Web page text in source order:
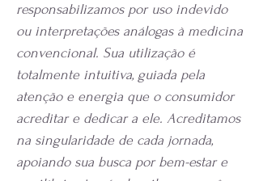
responsabilizamos por uso indevido
ou interpretações análogas à medicina
convencional. Sua utilização é
totalmente intuitiva, guiada pela
atenção e energia que o consumidor
acreditar e dedicar a ele. Acreditamos
na singularidade de cada jornada,
apoiando sua busca por bem-estar e